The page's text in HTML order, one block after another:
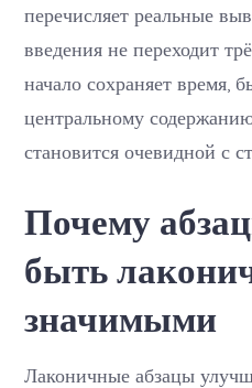
перечисляет реальные
введения не переходит
начало сохраняет время,
центральному
становится очевидной с
Почему
быть
значимыми
Лаконичные абзацы